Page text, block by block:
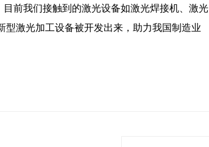
前我们接触到的激光设备如激光焊接机、激光
激光加工设备被开发出来，助力我国制造业